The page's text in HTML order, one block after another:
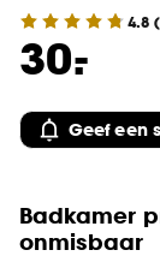
4.8 (
30.
-
Geef een
Badkamer
onmisbaar